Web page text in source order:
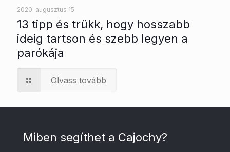
2020. augusztus 15
13 tipp és trükk, hogy hosszabb
ideig tartson és szebb legyen a
parókája
Olvass tovább
Miben segíthet a Cajochy?